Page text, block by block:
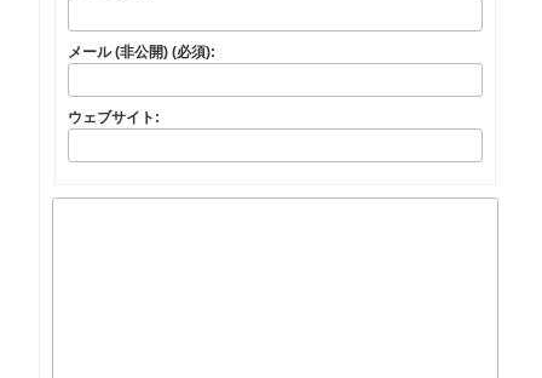
メール (非公開) (必須):
ウェブサイト: